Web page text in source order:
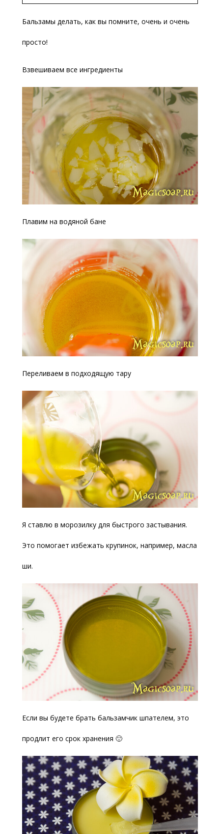
Бальзамы делать, как вы помните, очень и очень
просто!
Взвешиваем все ингредиенты
Плавим на водяной бане
Переливаем в подходящую тару
Я ставлю в морозилку для быстрого застывания.
Это помогает избежать крупинок, например, масла
ши.
Если вы будете брать бальзамчик шпателем, это
продлит его срок хранения 🙂